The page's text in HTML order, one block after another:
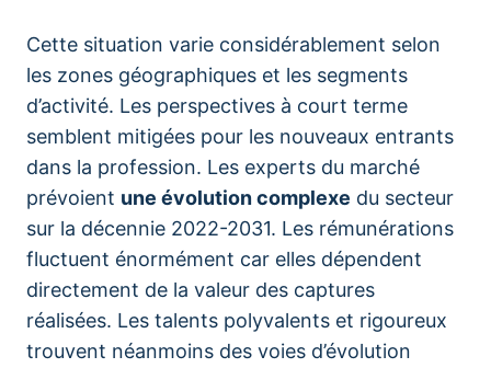
Cette situation varie considérablement selon
les zones géographiques et les segments
d’activité. Les perspectives à court terme
semblent mitigées pour les nouveaux entrants
dans la profession. Les experts du marché
prévoient une évolution complexe du secteur
sur la décennie 2022-2031. Les rémunérations
fluctuent énormément car elles dépendent
directement de la valeur des captures
réalisées. Les talents polyvalents et rigoureux
trouvent néanmoins des voies d’évolution